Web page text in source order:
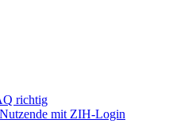
richtig
mit ZIH-Login